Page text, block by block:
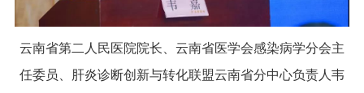
云南省第二人民医院院长、云南省医学会感染病学分会主
任委员、肝炎诊断创新与转化联盟云南省分中心负责人韦